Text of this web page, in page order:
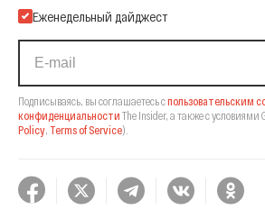
Еженедельный дайджест
Подписываясь, вы соглашаетесь спользовательским
конфиденциальности The Insider, а также с условиями
Policy, Terms of Service).